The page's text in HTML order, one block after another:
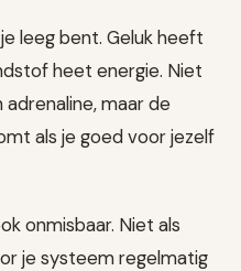
leeg bent. Geluk heeft
heet energie. Niet
maar de
als je goed voor jezelf
onmisbaar. Niet als
je systeem regelmatig